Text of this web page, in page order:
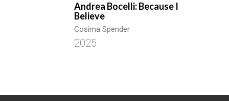
Andrea Bocelli: Because I
Believe
Cosima Spender
2025